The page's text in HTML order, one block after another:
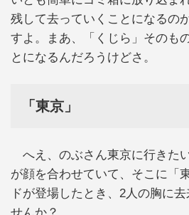
残して去っていくことになるの
すよ。まあ、「くじら」そのも
とになるんだろうけどさ。
「東京」
へえ、のぶさん東京に行きた
が顔を合わせていて、そこに「
ドが登場したとき、2人の胸に